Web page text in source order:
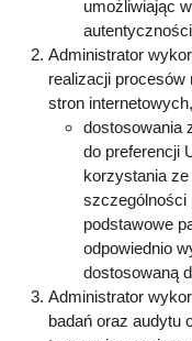
umożliwiając
Administrator
realizacji procesów
stron
dostosowania
do preferencji
korzystania
szczególności
podstawowe
odpowiednio
dostosowaną
Administrator
badań oraz audytu